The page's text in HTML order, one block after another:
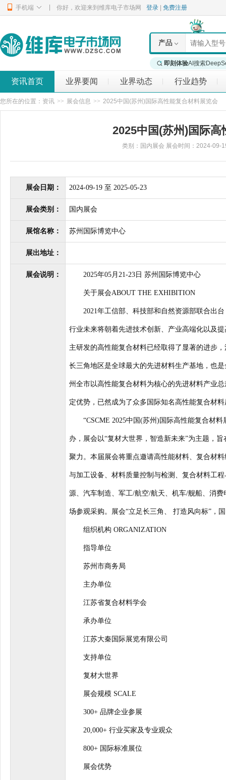
手机端 你好，欢迎来到维库电子市场网 登录 免费注册
产品
即刻体验AI搜索
资讯首页 业界要闻 业界动态 行业趋势
您所在的位置： 资讯 >> 展会信息 >> 2025中国(苏州)国际高性能复合材料展览会
2025中国(苏州)国际
类别：国内展会 展会时间：2024-09-
展会日期： 2024-09-19 至 2025-05-23
展会类别： 国内展会
展馆名称： 苏州国际博览中心
展出地址：
展会说明： 2025年05月21-23日 苏州国际博览中心
关于展会ABOUT THE EXHIBITION
2021年工信部、科技部和自然资源部联合出台
行业未来将朝着先进技术创新、产业高端化以及
主研发的高性能复合材料已经取得了显著的进步
长三角地区是全球最大的先进材料生产基地，也
州全市以高性能复合材料为核心的先进材料产业
定优势，已然成为了众多国际知名高性能复合材
“CSCME 2025中国(苏州)国际高性能复合材料
办，展会以“复材大世界，智造新未来”为主题，
聚力。本届展会将重点邀请高性能材料、复合材
与加工设备、材料质量控制与检测、复合材料工
源、汽车制造、军工/航空/航天、机车/舰船、消
场参观采购。展会“立足长三角、 打造风向标”，
组织机构 ORGANIZATION
指导单位
苏州市商务局
主办单位
江苏省复合材料学会
承办单位
江苏大秦国际展览有限公司
支持单位
复材大世界
展会规模 SCALE
300+ 品牌企业参展
20,000+ 行业买家及专业观众
800+ 国际标准展位
展会优势